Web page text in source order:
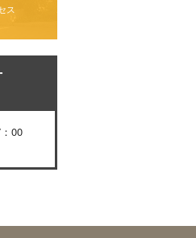
ス
00